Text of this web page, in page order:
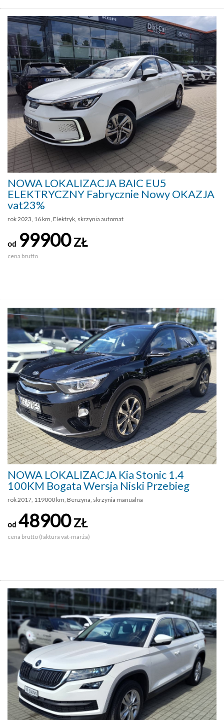
NOWA LOKALIZACJA BAIC EU5
ELEKTRYCZNY Fabrycznie Nowy OKAZJA
vat23%
rok 2023, 16 km, Elektryk, skrzynia automat
od 99900ZŁ
cena brutto
NOWA LOKALIZACJA Kia Stonic 1.4
100KM Bogata Wersja Niski Przebieg
rok 2017, 119000 km, Benzyna, skrzynia manualna
od 48900ZŁ
cena brutto (faktura vat-marża)